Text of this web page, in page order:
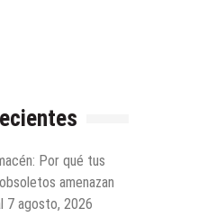
Por qué tus
amenazan
7 agosto, 2026